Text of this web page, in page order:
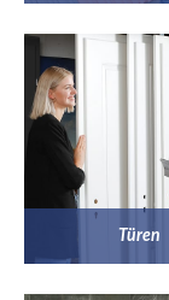
Türen